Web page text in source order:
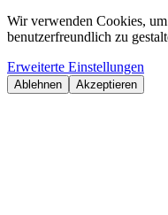
Wir verwenden Cookies,
benutzerfreundlich zu
Erweiterte Einstellungen
Ablehnen Akzeptieren